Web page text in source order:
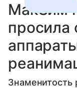
МакSим
просила
Знаменитость